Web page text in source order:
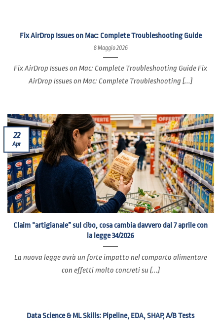
Fix AirDrop Issues on Mac: Complete Troubleshooting Guide
8 Maggio 2026
Fix AirDrop Issues on Mac: Complete Troubleshooting Guide Fix
AirDrop Issues on Mac: Complete Troubleshooting [...]
Claim “artigianale” sul cibo, cosa cambia davvero dal 7 aprile con
la legge 34/2026
La nuova legge avrà un forte impatto nel comparto alimentare
con effetti molto concreti su [...]
22
Apr
Data Science & ML Skills: Pipeline, EDA, SHAP, A/B Tests